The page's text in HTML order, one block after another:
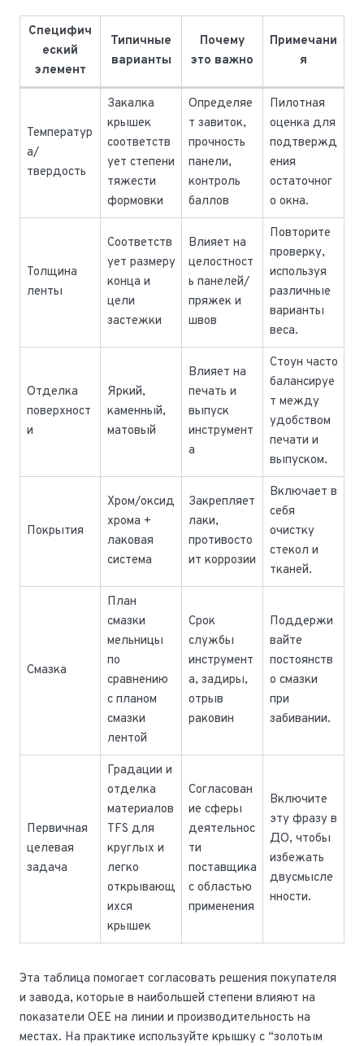
Специфич
еский
элемент
Типичные
варианты
Почему
это важно
Примечани
я
Температур
а/
твердость
Закалка
крышек
соответств
ует степени
тяжести
формовки
Определяе
т завиток,
прочность
панели,
контроль
баллов
Пилотная
оценка для
подтвержд
ения
остаточног
о окна.
Толщина
ленты
Соответств
ует размеру
конца и
цели
застежки
Влияет на
целостност
ь панелей/
пряжек и
швов
Повторите
проверку,
используя
различные
варианты
веса.
Отделка
поверхност
и
Яркий,
каменный,
матовый
Влияет на
печать и
выпуск
инструмент
а
Стоун часто
балансируе
т между
удобством
печати и
выпуском.
Покрытия
Хром/оксид
хрома +
лаковая
система
Закрепляет
лаки,
противосто
ит коррозии
Включает в
себя
очистку
стекол и
тканей.
Смазка
План
смазки
мельницы
по
сравнению
с планом
смазки
лентой
Срок
службы
инструмент
а, задиры,
отрыв
раковин
Поддержи
вайте
постоянств
о смазки
при
забивании.
Первичная
целевая
задача
Градации и
отделка
материалов
TFS для
круглых и
легко
открывающ
ихся
крышек
Согласован
ие сферы
деятельнос
ти
поставщика
с областью
применения
Включите
эту фразу в
ДО, чтобы
избежать
двусмысле
нности.
Эта таблица помогает согласовать решения покупателя
и завода, которые в наибольшей степени влияют на
показатели OEE на линии и производительность на
местах. На практике используйте крышку с “золотым